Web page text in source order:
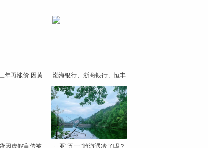
年再涨价 因黄
渤海银行、浙商银行、恒丰
银
因虚假宣传被
三亚“五一”旅游遇冷了吗？